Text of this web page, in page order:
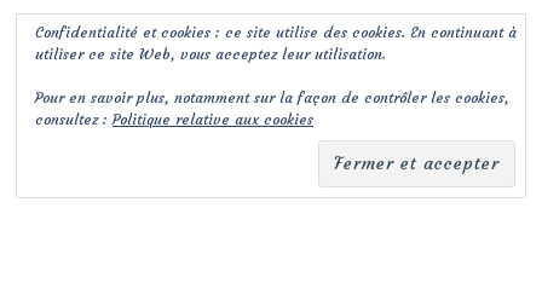
Confidentialité et cookies : ce site utilise des cookies. En continuant à
utiliser ce site Web, vous acceptez leur utilisation.
Pour en savoir plus, notamment sur la façon de contrôler les cookies,
consultez :Politique relative aux cookies